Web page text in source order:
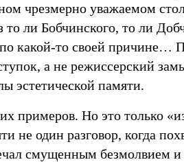
чрезмерно уважаемом
ли Бобчинского, то ли
какой-то своей причине…
а не режиссерский
эстетической памяти.
примеров. Но это только
не один разговор, когда
смущенным безмолвием и